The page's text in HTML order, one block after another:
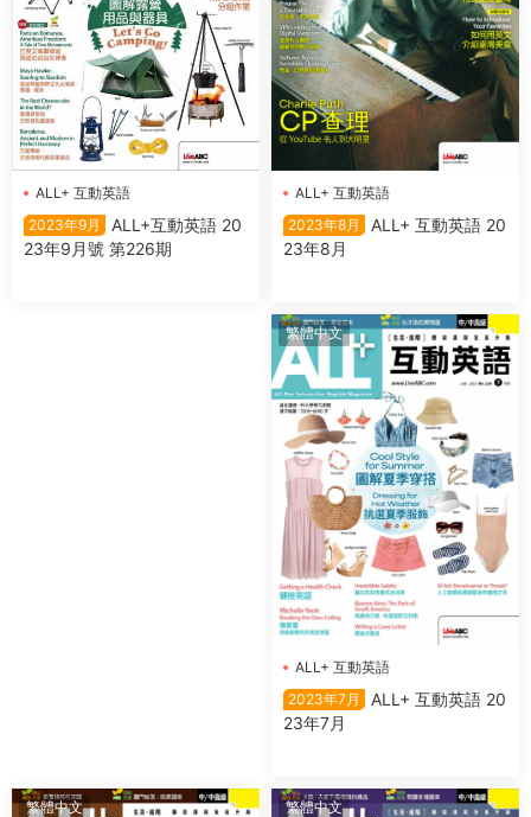
ALL+ 互動英語
2023年9月
ALL+互動英語 20
23年9月號 第226期
ALL+ 互動英語
2023年8月
ALL+ 互動英語 20
23年8月
繁體中文
ALL+ 互動英語
2023年7月
ALL+ 互動英語 20
23年7月
繁體中文 繁體中文